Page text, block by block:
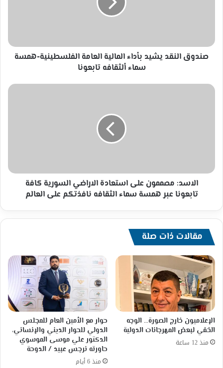
سماء
ألثقافه
صندوق النقد يشيد بأداء المالية العامة الفلسطينية-همسة
سماء ألثقافه تابعونا
الاسد:
عبر
همسة
نافذتكم
العالم
الاسد: مصممون على استعادة الاراضي السورية كافة
تابعونا عبر همسة سماء الثقافه نافذتكم على العالم
مقالات ذات صلة
الإعلاميون خارج الصورة… الوجه
الخفي لبعض المهرجانات الدولية
منذ 12 ساعة
حوار مع الأمين العام للمجلس
الدولي للحوار الديني والإنساني،
الدكتور علي موسى الموسوي
حاورته نرجس عبيد / الدوحة
منذ 6 أيام